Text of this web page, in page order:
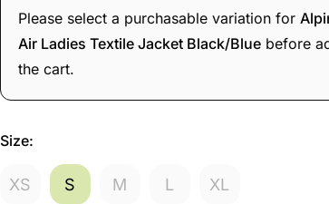
Black/Blue
Protector
Please select a purchasable variation for
Air Ladies Textile Jacket Black/Bluebefore
the cart.
Size:
XS S M L XL